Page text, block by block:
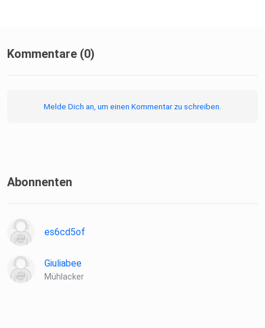
Kommentare (0)
Melde Dich an, um einen Kommentar zu schreiben.
Abonnenten
es6cd5of
Giuliabee
Mühlacker